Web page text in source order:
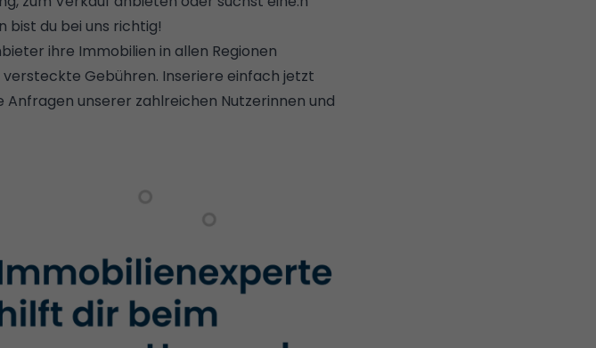
bist du bei uns richtig!
ihre Immobilien in allen Regionen
Gebühren. Inseriere einfach jetzt
unserer zahlreichen Nutzerinnen und